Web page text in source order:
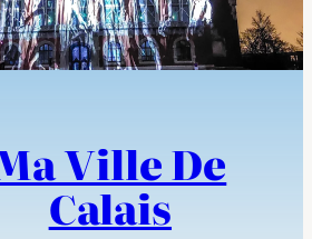
Ville De
Calais